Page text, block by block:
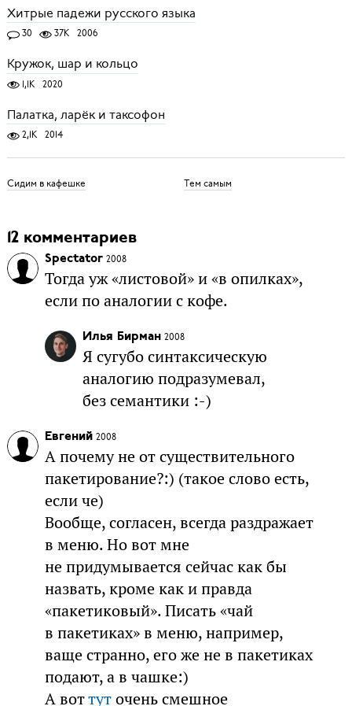
Хитрые падежи русского языка
30 37K 2006
Кружок, шар и кольцо
1,1K 2020
Палатка, ларёк и таксофон
2,1K 2014
Сидим в кафешке Тем самым
12 комментариев
Spectator 2008
Тогда уж «листовой» и «в опилках»,
если по аналогии с кофе.
Илья Бирман 2008
Я сугубо синтаксическую
аналогию подразумевал,
без семантики :-)
Евгений 2008
А почему не от существительного
пакетирование?:) (такое слово есть,
если че)
Вообще, согласен, всегда раздражает
в меню. Но вот мне
не придумывается сейчас как бы
назвать, кроме как и правда
«пакетиковый». Писать «чай
в пакетиках» в меню, например,
ваще странно, его же не в пакетиках
подают, а в чашке:)
А воттуточень смешное